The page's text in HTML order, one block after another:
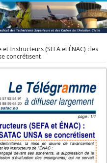
Instructeurs (SEFA et ÉNAC) : les
concrétisent